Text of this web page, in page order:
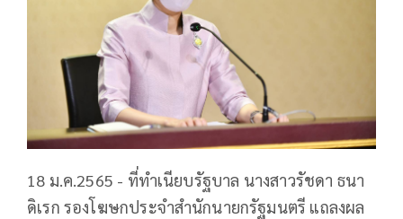
18 ม.ค.2565 - ที่ทำเนียบรัฐบาล นางสาวรัชดา ธนา
ดิเรก รองโฆษกประจำสำนักนายกรัฐมนตรี แถลงผล